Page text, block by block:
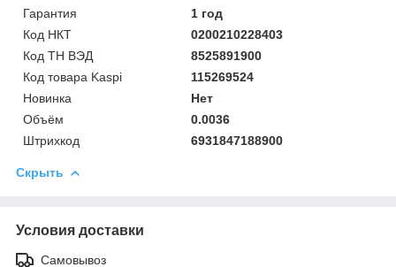
Гарантия
1 год
Код НКТ
0200210228403
Код ТН ВЭД
8525891900
Код товара Kaspi
115269524
Новинка
Нет
Объём
0.0036
Штрихкод
6931847188900
Скрыть
Условия доставки
Самовывоз